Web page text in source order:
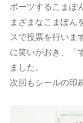
ポーツするこまぽ
まざまなこまぽん
スで投票を行いま
に笑いがおき、「
ました。
次回もシールの印